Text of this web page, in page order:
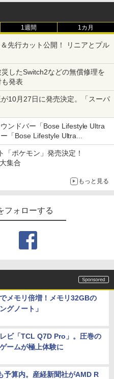
1週間 1カ月
先行カット公開！ リニアとプル
したSwitch2などの無償修理を
発表
10月27日に発売決定。「スーパ
も可能に
ンドバー「Bose Lifestyle Ultra
「Bose Lifestyle Ultra
「ポケモン」発売決定！
集合
もっと見る
フォローする
メモリ倍増！メモリ32GBの
グノート」
ビ「TCL Q7D Pro」。圧巻の
ームが極上体験に
予算内。産経新聞社がAMD R